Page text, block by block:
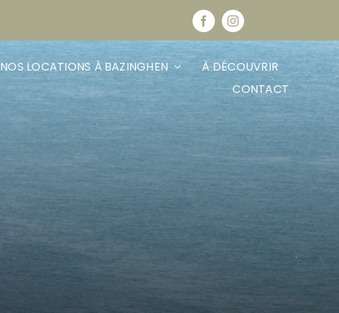
NOS LOCATIONS À BAZINGHEN
À DÉCOUVRIR
CONTACT